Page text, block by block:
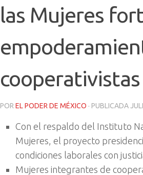
las Mujeres
cooperativistas
POR EL PODER DE MÉXICO · PUBLICADA
Con el respaldo del Instituto
Mujeres, el proyecto
condiciones laborales con
Mujeres integrantes de